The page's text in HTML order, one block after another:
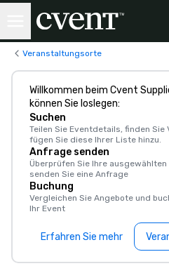
Veranstaltungsorte
Willkommen beim Cvent
können Sie loslegen:
Suchen
Teilen Sie Eventdetails, finden
fügen Sie diese Ihrer Liste hinzu.
Anfrage senden
Überprüfen Sie Ihre
senden Sie eine Anfrage
Buchung
Vergleichen Sie Angebote und
Ihr Event
Erfahren Sie mehr